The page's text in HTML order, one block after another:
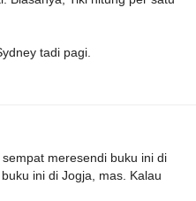
tadi pagi.
meresendi buku ini di
ini di Jogja, mas. Kalau